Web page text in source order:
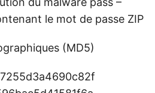
le mot de passe ZIP
(MD5)